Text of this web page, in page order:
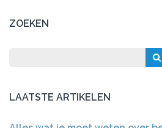
ZOEKEN
LAATSTE ARTIKELEN